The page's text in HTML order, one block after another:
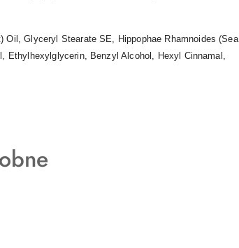
Oil, Glyceryl Stearate SE, Hippophae Rhamnoides (Sea
Ethylhexylglycerin, Benzyl Alcohol, Hexyl Cinnamal,